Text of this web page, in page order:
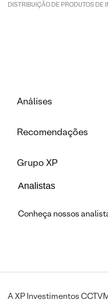
DISTRIBUIÇÃO DE PRODUTOS DE
Análises
Recomendações
Grupo XP
Analistas
Conheça nossos
A XP Investimentos